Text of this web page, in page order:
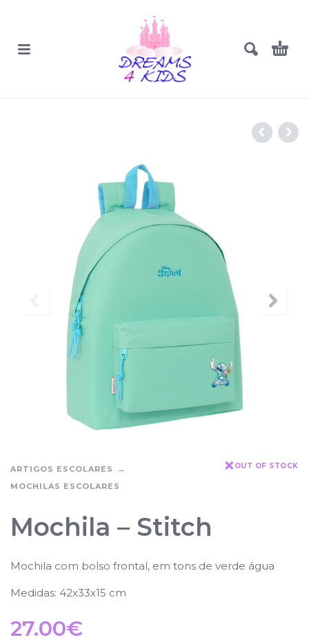
ARTIGOS ESCOLARES
MOCHILAS ESCOLARES
OUT OF STOCK
Mochila – Stitch
Mochila com bolso frontal, em tons de verde água
Medidas: 42x33x15 cm
27.00€